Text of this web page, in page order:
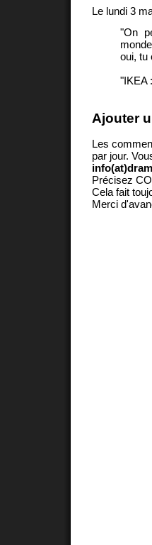
Le lundi 3
"On
oui, tu
"IKEA
Ajouter
Les
par jour.
Précisez
Cela fait
Merci